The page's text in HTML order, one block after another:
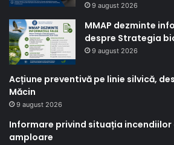
9 august 2026
MMAP dezminte
despre Strategia
9 august 2026
Acțiune preventivă pe linie silvică,
Măcin
9 august 2026
Informare privind situația incendiilor
amploare